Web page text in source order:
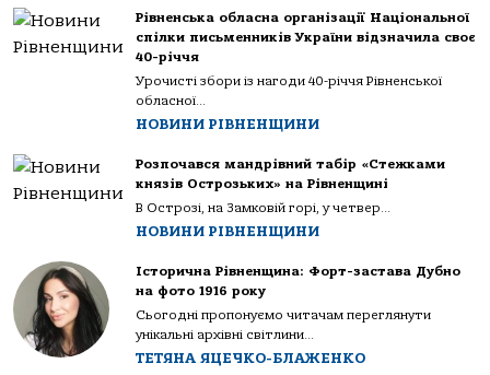
Рівненська обласна організації Національної
спілки письменників України відзначила своє
40-річчя
Урочисті збори із нагоди 40-річчя Рівненської
обласної...
НОВИНИ РІВНЕНЩИНИ
Розпочався мандрівний табір «Стежками
князів Острозьких» на Рівненщині
В Острозі, на Замковій горі, у четвер...
НОВИНИ РІВНЕНЩИНИ
Історична Рівненщина: Форт-застава Дубно
на фото 1916 року
Сьогодні пропонуємо читачам переглянути
унікальні архівні світлини...
ТЕТЯНА ЯЦЕЧКО-БЛАЖЕНКО